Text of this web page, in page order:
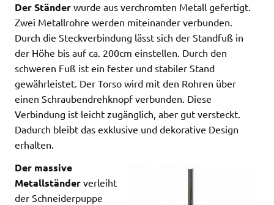
Der Ständer wurde aus verchromten Metall gefertigt.
Zwei Metallrohre werden miteinander verbunden.
Durch die Steckverbindung lässt sich der Standfuß in
der Höhe bis auf ca. 200cm einstellen. Durch den
schweren Fuß ist ein fester und stabiler Stand
gewährleistet. Der Torso wird mit den Rohren über
einen Schraubendrehknopf verbunden. Diese
Verbindung ist leicht zugänglich, aber gut versteckt.
Dadurch bleibt das exklusive und dekorative Design
erhalten.
Der massive
Metallständer verleiht
der Schneiderpuppe